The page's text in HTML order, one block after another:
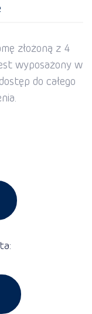
złożoną z 4
wyposażony w
do całego